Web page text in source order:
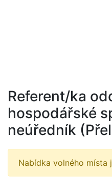
Referent/ka
hospodářské
neúředník
Nabídka volného místa